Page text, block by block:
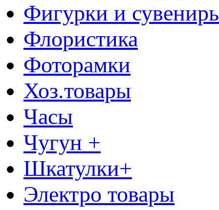
Фигурки и
Флористика
Фоторамки
Хоз.товары
Часы
Чугун +
Шкатулки+
Электро товары